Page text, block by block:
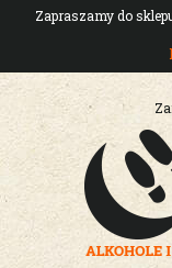
Zapraszamy do